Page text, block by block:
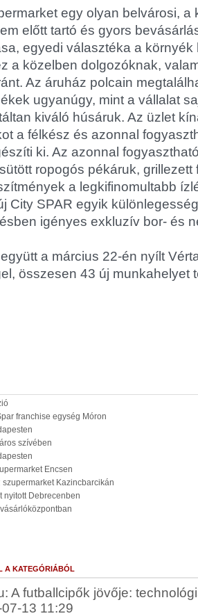
egy olyan belvárosi, a
előtt tartó és gyors
egyedi választéka a környék
a közelben dolgozóknak,
Az áruház polcain
ugyanúgy, mint a vállalat
kiváló húsáruk. Az üzlet
a félkész és azonnal
ki. Az azonnal
ropogós pékáruk, grillezett
a legkifinomultabb
City SPAR egyik
igényes exkluzív bor- és
a március 22-én nyílt
összesen 43 új munkahelyet
franchise egység Móron
szívében
Encsen
szupermarket Kazincbarcikán
nyitott Debrecenben
A KATEGÓRIÁBÓL
A futballcipők jövője:
13 11:29